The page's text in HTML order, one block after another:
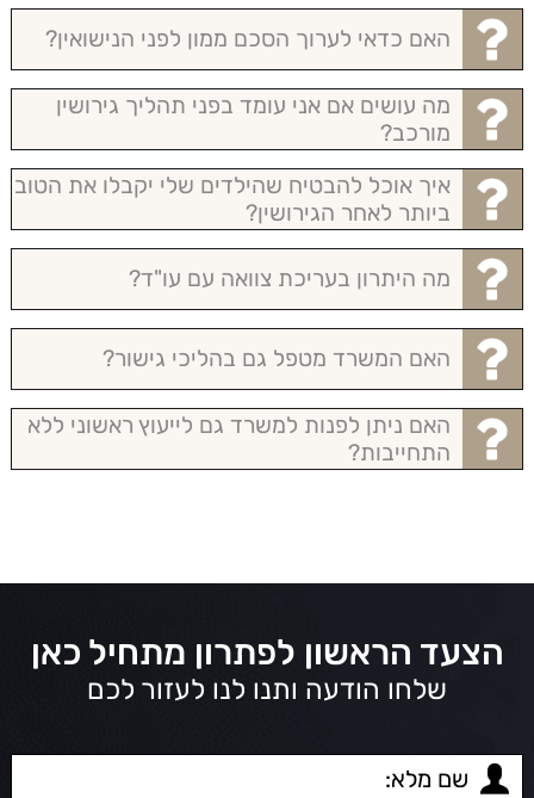
האם כדאי לערוך הסכם ממון לפני הנישואין?
מה עושים אם אני עומד בפני תהליך גירושין
מורכב?
איך אוכל להבטיח שהילדים שלי יקבלו את הטוב
ביותר לאחר הגירושין?
מה היתרון בעריכת צוואה עם עו"ד?
האם המשרד מטפל גם בהליכי גישור?
האם ניתן לפנות למשרד גם לייעוץ ראשוני ללא
התחייבות?
הצעד הראשון לפתרון מתחיל כאן
שלחו הודעה ותנו לנו לעזור לכם